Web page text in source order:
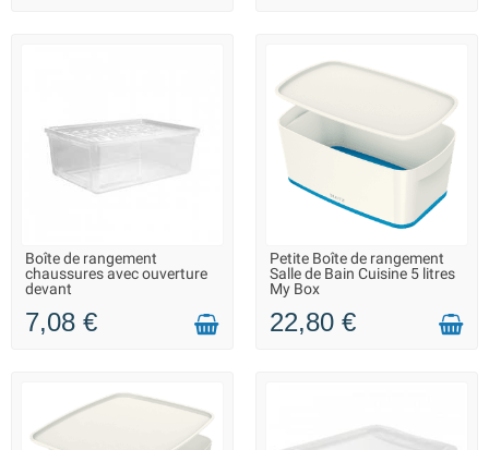
LIVRAISON 2 À 3 JOURS
Boîte de rangement
chaussures avec ouverture
devant
7,08 €
LIVRAISON 2 À 3 JOURS
Petite Boîte de rangement
Salle de Bain Cuisine 5 litres
My Box
22,80 €